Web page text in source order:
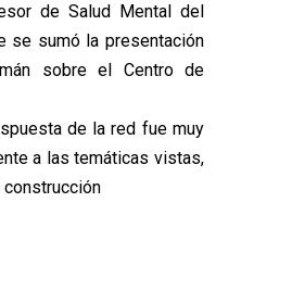
de Salud Mental del
se sumó la presentación
sobre el Centro de
de la red fue muy
a las temáticas vistas,
construcción